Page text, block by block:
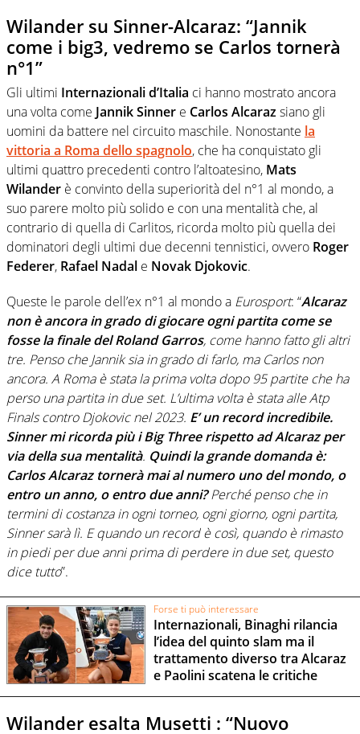
Wilander su Sinner-Alcaraz: “Jannik
come i big3, vedremo se Carlos tornerà
n°1”
Gli ultimi Internazionali d’Italia ci hanno mostrato ancora
una volta come JannikSinner e Carlos Alcarazsiano gli
uomini da battere nel circuito maschile. Nonostante la
vittoria a Roma dello spagnolo, che ha conquistato gli
ultimi quattro precedenti contro l’altoatesino, Mats
Wilander è convinto della superiorità del n°1 al mondo, a
suo parere molto più solido e con una mentalità che, al
contrario di quella di Carlitos, ricorda molto più quella dei
dominatori degli ultimi due decenni tennistici, ovvero Roger
Federer, Rafael Nadal e Novak Djokovic.
Queste le parole dell’ex n°1 al mondo a Eurosport: “Alcaraz
non è ancora in grado di giocare ogni partita come se
fosse la finale del Roland Garros, come hanno fatto gli altri
tre. Penso che Jannik sia in grado di farlo, ma Carlos non
ancora. A Roma è stata la prima volta dopo 95 partite che ha
perso una partita in due set. L’ultima volta è stata alle Atp
Finals contro Djokovic nel 2023. E’ un record incredibile.
Sinner mi ricorda più i Big Three rispetto ad Alcaraz per
via della sua mentalità. Quindi la grande domanda è:
Carlos Alcaraz tornerà mai al numero uno del mondo, o
entro un anno, o entro due anni?Perché penso che in
termini di costanza in ogni torneo, ogni giorno, ogni partita,
Sinner sarà lì. E quando un record è così, quando è rimasto
in piedi per due anni prima di perdere in due set, questo
dice tutto”.
Forse ti può interessare
Internazionali, Binaghi rilancia
l’idea del quinto slam ma il
trattamento diverso tra Alcaraz
e Paolini scatena le critiche
Wilander esalta Musetti : “Nuovo